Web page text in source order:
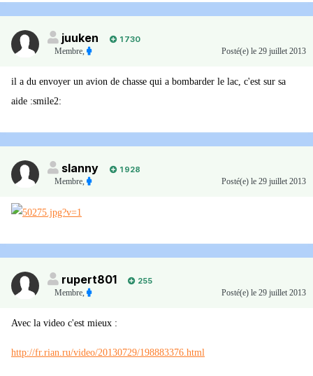
juuken
1 730
Membre, Posté(e) le 29 juillet 2013
il a du envoyer un avion de chasse qui a bombarder le lac, c'est sur sa
aide :smile2:
slanny
1 928
Membre, Posté(e) le 29 juillet 2013
rupert801
255
Membre, Posté(e) le 29 juillet 2013
Avec la video c'est mieux :
http://fr.rian.ru/video/20130729/198883376.html